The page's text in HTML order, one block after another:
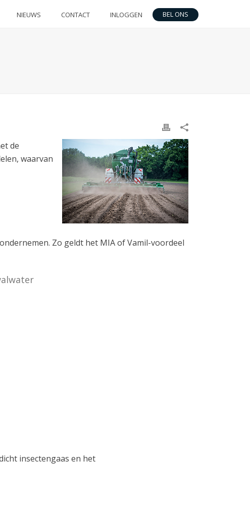
NIEUWS CONTACT INLOGGEN BEL ONS
de
waarvan
Zo geldt het MIA of Vamil-voordeel
insectengaas en het